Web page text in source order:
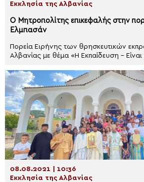
Εκκλησία της Αλβανίας
Ο Μητροπολίτης επικεφαλής στην
Ελμπασάν
Πορεία Ειρήνης των θρησκευτικών
Αλβανίας με θέμα «Η Εκπαίδευση –
08.08.2021 | 10:36
Εκκλησία της Αλβανίας